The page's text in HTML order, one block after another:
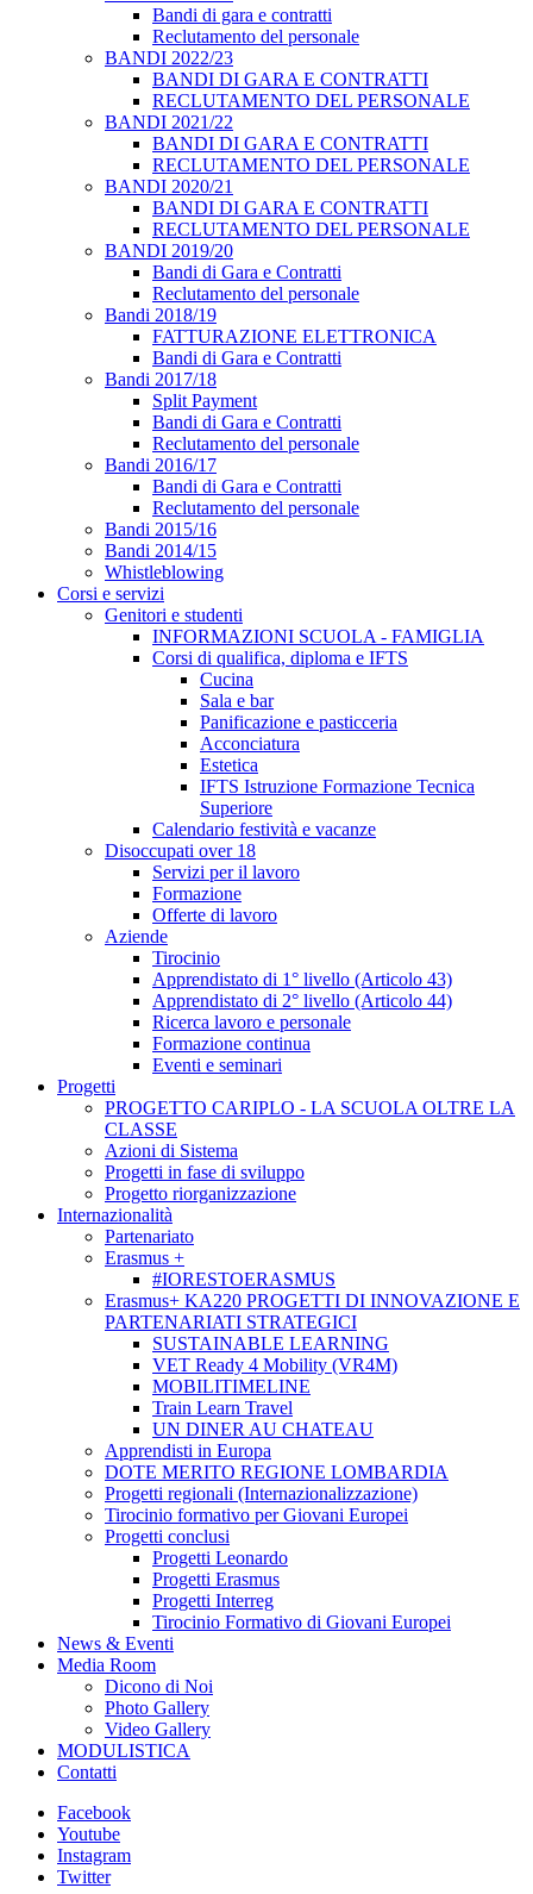
Bandi di gara e contratti
Reclutamento del personale
BANDI 2022/23
BANDI DI GARA E CONTRATTI
RECLUTAMENTO DEL PERSONALE
BANDI 2021/22
BANDI DI GARA E CONTRATTI
RECLUTAMENTO DEL PERSONALE
BANDI 2020/21
BANDI DI GARA E CONTRATTI
RECLUTAMENTO DEL PERSONALE
BANDI 2019/20
Bandi di Gara e Contratti
Reclutamento del personale
Bandi 2018/19
FATTURAZIONE ELETTRONICA
Bandi di Gara e Contratti
Bandi 2017/18
Split Payment
Bandi di Gara e Contratti
Reclutamento del personale
Bandi 2016/17
Bandi di Gara e Contratti
Reclutamento del personale
Bandi 2015/16
Bandi 2014/15
Whistleblowing
Corsi e servizi
Genitori e studenti
INFORMAZIONI SCUOLA - FAMIGLIA
Corsi di qualifica, diploma e IFTS
Cucina
Sala e bar
Panificazione e pasticceria
Acconciatura
Estetica
IFTS Istruzione Formazione Tecnica
Superiore
Calendario festività e vacanze
Disoccupati over 18
Servizi per il lavoro
Formazione
Offerte di lavoro
Aziende
Tirocinio
Apprendistato di 1° livello (Articolo 43)
Apprendistato di 2° livello (Articolo 44)
Ricerca lavoro e personale
Formazione continua
Eventi e seminari
Progetti
PROGETTO CARIPLO - LA SCUOLA OLTRE LA
CLASSE
Azioni di Sistema
Progetti in fase di sviluppo
Progetto riorganizzazione
Internazionalità
Partenariato
Erasmus +
#IORESTOERASMUS
Erasmus+ KA220 PROGETTI DI INNOVAZIONE E
PARTENARIATI STRATEGICI
SUSTAINABLE LEARNING
VET Ready 4 Mobility (VR4M)
MOBILITIMELINE
Train Learn Travel
UN DINER AU CHATEAU
Apprendisti in Europa
DOTE MERITO REGIONE LOMBARDIA
Progetti regionali (Internazionalizzazione)
Tirocinio formativo per Giovani Europei
Progetti conclusi
Progetti Leonardo
Progetti Erasmus
Progetti Interreg
Tirocinio Formativo di Giovani Europei
News & Eventi
Media Room
Dicono di Noi
Photo Gallery
Video Gallery
MODULISTICA
Contatti
Facebook
Youtube
Instagram
Twitter